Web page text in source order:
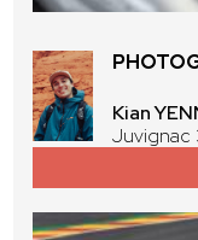
Kian
Juvignac